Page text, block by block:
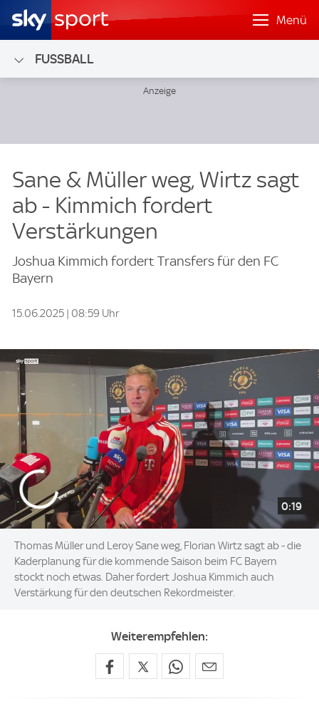
Menü
FUSSBALL
Sane & Müller weg, Wirtz sagt
ab - Kimmich fordert
Verstärkungen
Joshua Kimmich fordert Transfers für den FC
Bayern
15.06.2025 | 08:59 Uhr
0:19
Thomas Müller und Leroy Sane weg, Florian Wirtz sagt ab - die
Kaderplanung für die kommende Saison beim FC Bayern
stockt noch etwas. Daher fordert Joshua Kimmich auch
Verstärkung für den deutschen Rekordmeister.
Weiterempfehlen: